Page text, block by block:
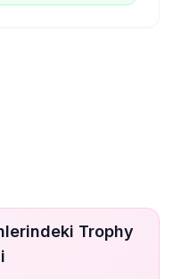
Trophy